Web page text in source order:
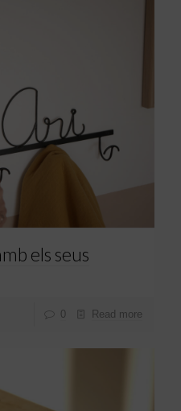
els seus
0 Read more